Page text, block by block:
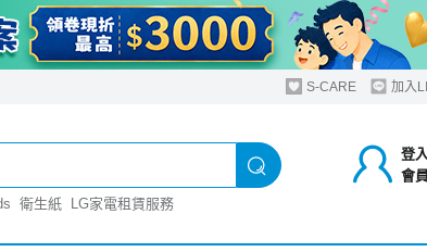
S-CARE 加入
登入
會
衛生紙 LG家電租賃服務